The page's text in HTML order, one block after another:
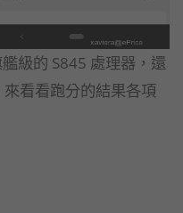
級的 S845 處理器，還
看看跑分的結果各項